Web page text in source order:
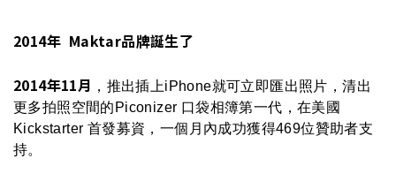
2014年 Maktar品牌誕生了
2014年11月 ，推出插上iPhone就可立即匯出照片，清出
更多拍照空間的Piconizer 口袋相簿第一代，在美國
Kickstarter 首發募資，一個月內成功獲得469位贊助者支
持。